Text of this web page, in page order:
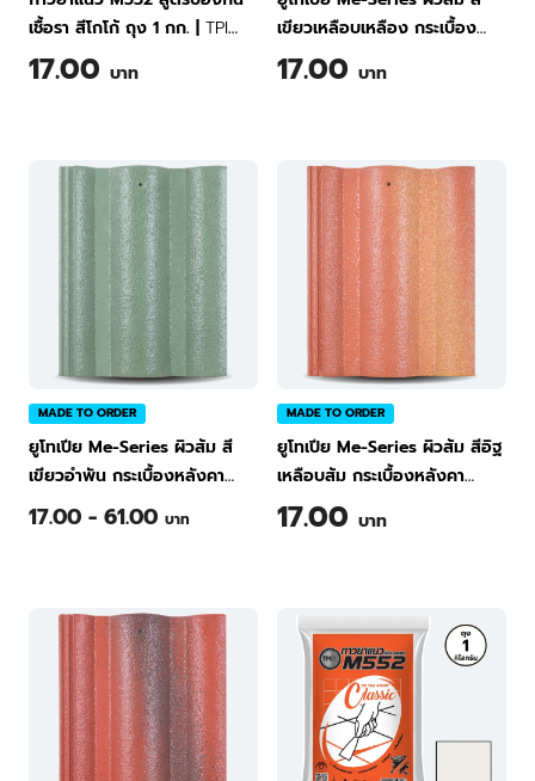
เชื้อรา สีโกโก้ ถุง 1 กก.
TPI
Tile Grout Classic M552
(Cocoa) 1 kg
17.00 บาท
เขียวเหลือบเหลือง กระเบื้อง
หลังคาคอนกรีต ทีพีไอ Green
17.00 บาท
MADE TO ORDER
ยูโทเปีย Me-Series ผิวส้ม สี
เขียวอำพัน กระเบื้องหลังคา
คอนกรีต ทีพีไอ Green
17.00 - 61.00 บาท
MADE TO ORDER
ยูโทเปีย Me-Series ผิวส้ม สีอิฐ
เหลือบส้ม กระเบื้องหลังคา
คอนกรีต ทีพีไอ Green
17.00 บาท